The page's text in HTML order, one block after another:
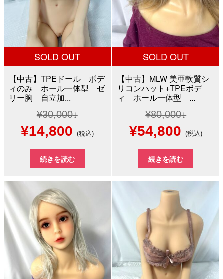
た。
す。
た。
す。
SOLD OUT
【中古】TPEドール ボデ
ィのみ ホール一体型 ゼ
リー胸 自立加...
¥30,000
元
の
価
は
¥30,000
で
し
¥14,800現
在
の
格
は
¥14,800
で
(税込)
続きを読む
SOLD OUT
【中古】MLW 美亜軟質シ
リコンハット+TPEボデ
ィ ホール一体型 ...
¥80,000
元
の
価
¥80,000
で
し
¥54,800 現
在
の
格
は
で
(税込)
続きを読む